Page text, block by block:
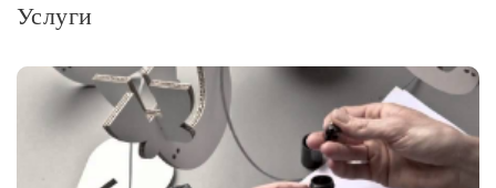
Услуги